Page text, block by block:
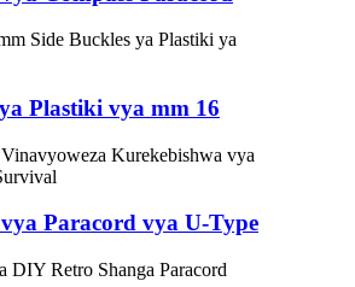
Plastiki vya mm 16
Paracord vya U-Type